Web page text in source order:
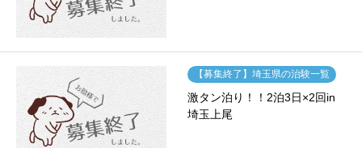
【募集終了】埼玉県の治験一覧
激タン泊り！！2泊3日×2回in
埼玉上尾